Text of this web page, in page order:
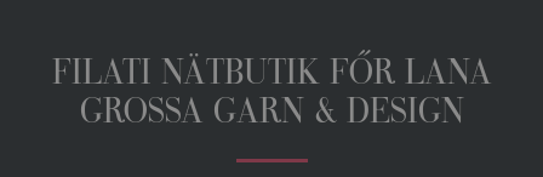
FILATI NÄTBUTIK FŐR LANA
GROSSA GARN & DESIGN